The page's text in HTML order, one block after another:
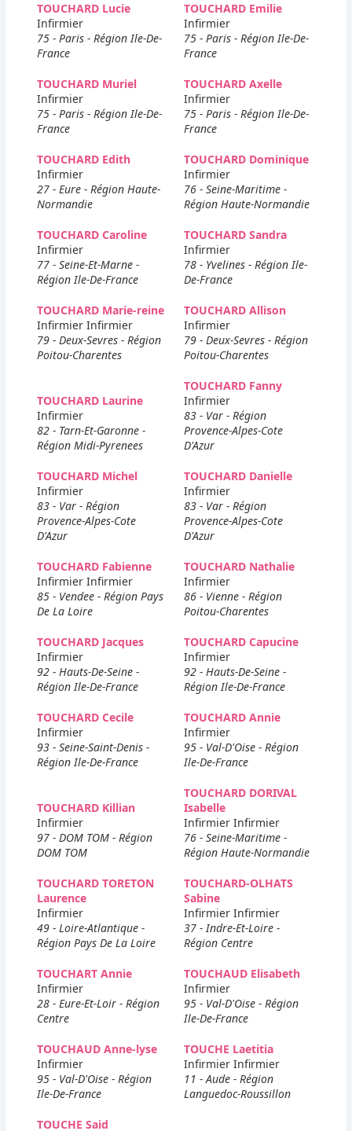
TOUCHARD Lucie
Infirmier
75 - Paris - Région Ile-De-
France
TOUCHARD Emilie
Infirmier
75 - Paris - Région Ile-De-
France
TOUCHARD Muriel
Infirmier
75 - Paris - Région Ile-De-
France
TOUCHARD Axelle
Infirmier
75 - Paris - Région Ile-De-
France
TOUCHARD Edith
Infirmier
27 - Eure - Région Haute-
Normandie
TOUCHARD Dominique
Infirmier
76 - Seine-Maritime -
Région Haute-Normandie
TOUCHARD Caroline
Infirmier
77 - Seine-Et-Marne -
Région Ile-De-France
TOUCHARD Sandra
Infirmier
78 - Yvelines - Région Ile-
De-France
TOUCHARD Marie-reine
Infirmier Infirmier
79 - Deux-Sevres - Région
Poitou-Charentes
TOUCHARD Allison
Infirmier
79 - Deux-Sevres - Région
Poitou-Charentes
TOUCHARD Laurine
Infirmier
82 - Tarn-Et-Garonne -
Région Midi-Pyrenees
TOUCHARD Fanny
Infirmier
83 - Var - Région
Provence-Alpes-Cote
D'Azur
TOUCHARD Michel
Infirmier
83 - Var - Région
Provence-Alpes-Cote
D'Azur
TOUCHARD Danielle
Infirmier
83 - Var - Région
Provence-Alpes-Cote
D'Azur
TOUCHARD Fabienne
Infirmier Infirmier
85 - Vendee - Région Pays
De La Loire
TOUCHARD Nathalie
Infirmier
86 - Vienne - Région
Poitou-Charentes
TOUCHARD Jacques
Infirmier
92 - Hauts-De-Seine -
Région Ile-De-France
TOUCHARD Capucine
Infirmier
92 - Hauts-De-Seine -
Région Ile-De-France
TOUCHARD Cecile
Infirmier
93 - Seine-Saint-Denis -
Région Ile-De-France
TOUCHARD Annie
Infirmier
95 - Val-D'Oise - Région
Ile-De-France
TOUCHARD Killian
Infirmier
97 - DOM TOM - Région
DOM TOM
TOUCHARD DORIVAL
Isabelle
Infirmier Infirmier
76 - Seine-Maritime -
Région Haute-Normandie
TOUCHARD TORETON
Laurence
Infirmier
49 - Loire-Atlantique -
Région Pays De La Loire
TOUCHARD-OLHATS
Sabine
Infirmier Infirmier
37 - Indre-Et-Loire -
Région Centre
TOUCHART Annie
Infirmier
28 - Eure-Et-Loir - Région
Centre
TOUCHAUD Elisabeth
Infirmier
95 - Val-D'Oise - Région
Ile-De-France
TOUCHAUD Anne-lyse
Infirmier
95 - Val-D'Oise - Région
Ile-De-France
TOUCHE Laetitia
Infirmier Infirmier
11 - Aude - Région
Languedoc-Roussillon
TOUCHE Said